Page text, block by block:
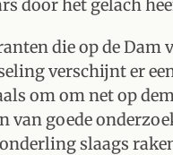
door het gelach
die op de Dam
verschijnt er
om om net op
van goede
slaags